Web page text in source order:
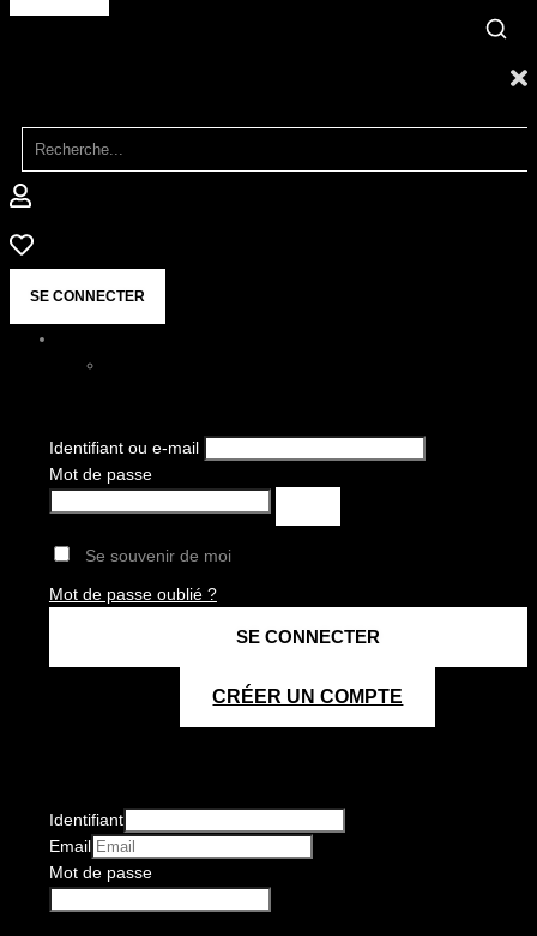
SE CONNECTER
Identifiant ou e-mail
Mot de passe
Se souvenir de moi
Mot de passe oublié ?
CRÉER UN COMPTE
Identifiant
Email
Mot de passe